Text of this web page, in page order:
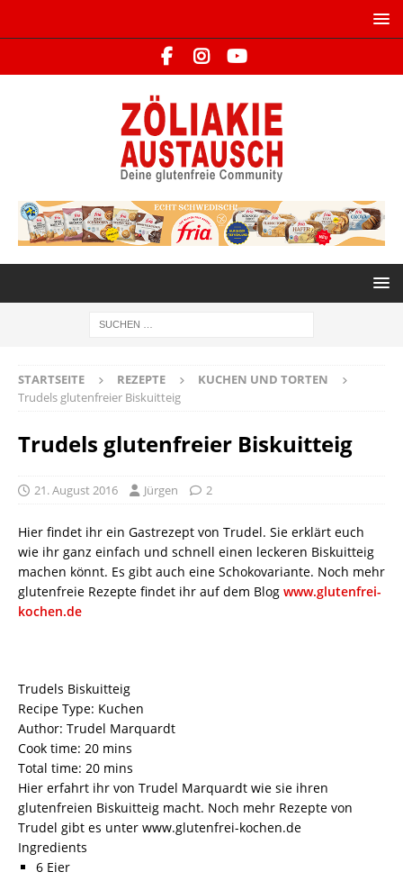
STARTSEITE REZEPTE
KUCHEN UND TORTEN
Trudels glutenfreier Biskuitteig
Trudels glutenfreier Biskuitteig
21. August 2016 Jürgen 2
Hier findet ihr ein Gastrezept von Trudel. Sie erklärt euch
wie ihr ganz einfach und schnell einen leckeren Biskuitteig
machen könnt. Es gibt auch eine Schokovariante. Noch mehr
glutenfreie Rezepte findet ihr auf dem Blog www.glutenfrei-
kochen.de
Trudels Biskuitteig
Recipe Type: Kuchen
Author: Trudel Marquardt
Cook time: 20 mins
Total time: 20 mins
Hier erfahrt ihr von Trudel Marquardt wie sie ihren
glutenfreien Biskuitteig macht. Noch mehr Rezepte von
Trudel gibt es unter www.glutenfrei-kochen.de
Ingredients
6 Eier